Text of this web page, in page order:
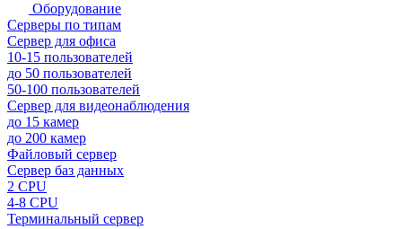
Оборудование
Серверы по типам
Сервер для офиса
10-15 пользователей
до 50 пользователей
50-100 пользователей
Сервер для видеонаблюдения
до 15 камер
до 200 камер
Файловый сервер
Сервер баз данных
2 CPU
4-8 CPU
Терминальный сервер